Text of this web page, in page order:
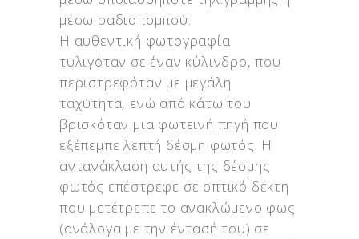
μέσω ραδιοπομπού.
Η αυθεντική φωτογραφία
τυλιγόταν σε έναν κύλινδρο, που
περιστρεφόταν με μεγάλη
ταχύτητα, ενώ από κάτω του
βρισκόταν μια φωτεινή πηγή που
εξέπεμπε λεπτή δέσμη φωτός. Η
αντανάκλαση αυτής της δέσμης
φωτός επέστρεφε σε οπτικό δέκτη
που μετέτρεπε το ανακλώμενο φως
(ανάλογα με την έντασή του) σε